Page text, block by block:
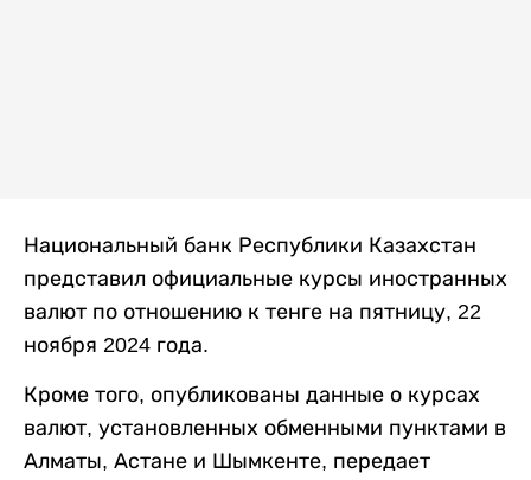
Национальный банк Республики Казахстан
представил официальные курсы иностранных
валют по отношению к тенге на пятницу, 22
ноября 2024 года.
Кроме того, опубликованы данные о курсах
валют, установленных обменными пунктами в
Алматы, Астане и Шымкенте, передает